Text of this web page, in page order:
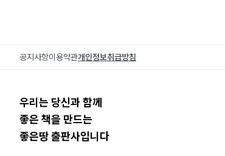
공지사항이용약관개인정보취급방침
우리는 당신과 함께
좋은 책을 만드는
좋은땅 출판사입니다